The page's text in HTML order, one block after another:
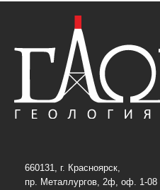
660131, г. Красноярск,
пр. Металлургов, 2ф, оф. 1-08